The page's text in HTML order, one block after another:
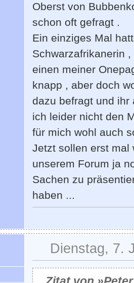
Oberst von
schon oft gefragt .
Ein einziges Mal
Schwarzafrikanerin
einen meiner
knapp , aber doch
dazu befragt und ihr
ich leider nicht den
für mich wohl auch
Jetzt sollen erst mal
unserem Forum ja
Sachen zu
haben ...
Dienstag, 7.